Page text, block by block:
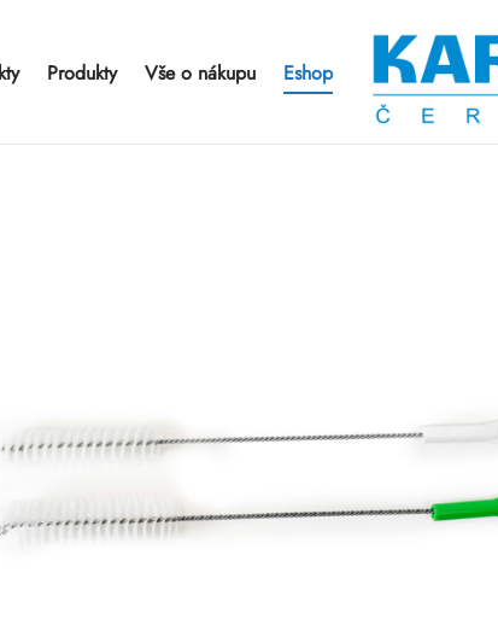
Produkty Vše o nákupu Eshop